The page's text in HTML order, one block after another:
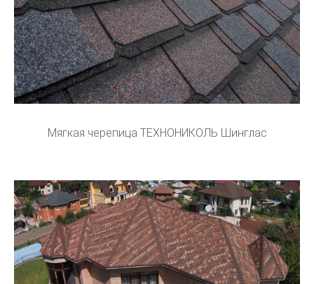
Мягкая черепица ТЕХНОНИКОЛЬ Шинглас